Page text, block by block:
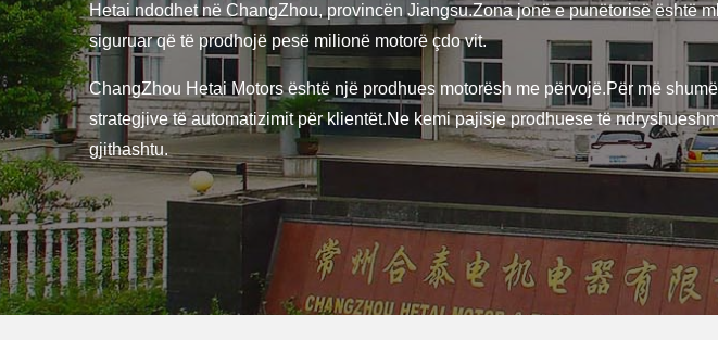
Hetai ndodhet në ChangZhou, provincën Jiangsu.Zona jonë e punëtorisë është
siguruar që të prodhojë pesë milionë motorë çdo vit.
ChangZhou Hetai Motors është një prodhues motorësh me përvojë.Për më
strategjive të automatizimit për klientët.Ne kemi pajisje prodhuese të
gjithashtu.